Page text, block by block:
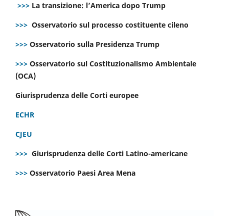
>>> La transizione: l’America dopo Trump
>>> Osservatorio sul processo costituente cileno
>>> Osservatorio sulla Presidenza Trump
>>> Osservatorio sul Costituzionalismo Ambientale
(OCA)
Giurisprudenza delle Corti europee
ECHR
CJEU
>>> Giurisprudenza delle Corti Latino-americane
>>> Osservatorio Paesi Area Mena